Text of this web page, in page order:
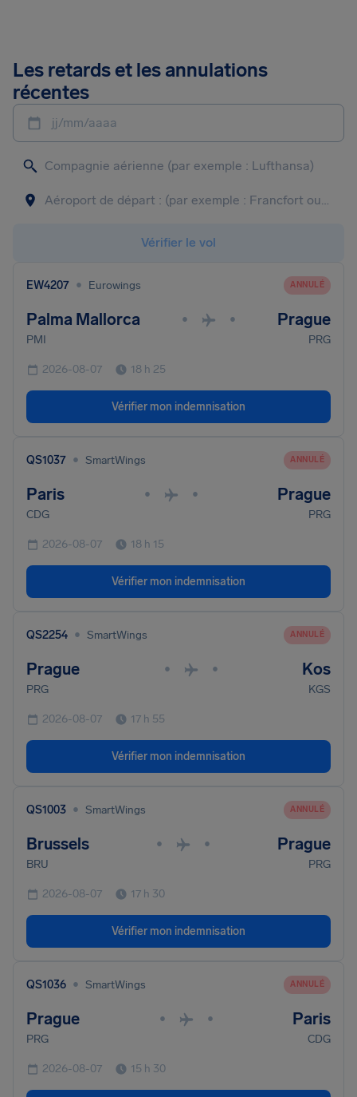
Les retards et les annulations
récentes
jj/mm/aaaa
Vérifier le vol
EW4207 • Eurowings ANNULÉ
Palma Mallorca • • Prague
PMI PRG
2026-08-07 18 h 25
Vérifier mon indemnisation
QS1037 • SmartWings ANNULÉ
Paris • • Prague
CDG PRG
2026-08-07 18 h 15
Vérifier mon indemnisation
QS2254 • SmartWings ANNULÉ
Prague • • Kos
PRG KGS
2026-08-07 17 h 55
Vérifier mon indemnisation
QS1003 • SmartWings ANNULÉ
Brussels • • Prague
BRU PRG
2026-08-07 17 h 30
Vérifier mon indemnisation
QS1036 • SmartWings ANNULÉ
Prague • • Paris
PRG CDG
2026-08-07 15 h 30